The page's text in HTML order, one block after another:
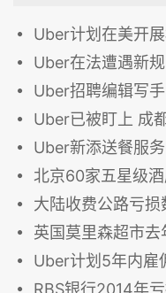
Uber计划在美开
Uber在法遭遇新
Uber招聘编辑写
Uber已被盯上 成
Uber新添送餐服
北京60家五星级
大陆收费公路亏
英国莫里森超市
Uber计划5年内雇
RBS银行2014年